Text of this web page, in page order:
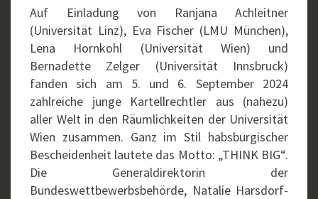
Auf Einladung von Ranjana Achleitner
(Universität Linz), Eva Fischer (LMU München),
Lena Hornkohl (Universität Wien) und
Bernadette Zelger (Universität Innsbruck)
fanden sich am 5. und 6. September 2024
zahlreiche junge Kartellrechtler aus (nahezu)
aller Welt in den Räumlichkeiten der Universität
Wien zusammen. Ganz im Stil habsburgischer
Bescheidenheit lautete das Motto: „THINK BIG“.
Die Generaldirektorin der
Bundeswettbewerbsbehörde, Natalie Harsdorf-